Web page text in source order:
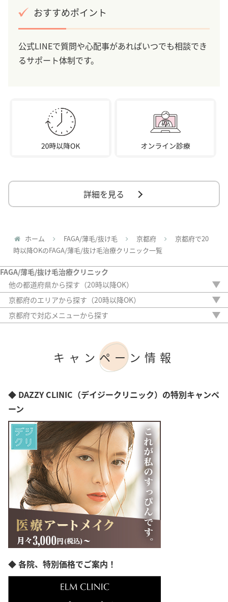
おすすめポイント
公式LINEで質問や心配事があればいつでも相談でき
るサポート体制です。
詳細を見る
ホーム FAGA/薄毛/抜け毛 京都府
京都府で20
時以降OKのFAGA/薄毛/抜け毛治療クリニック一覧
FAGA/薄毛/抜け毛治療クリニック
他の都道府県から探す（20時以降OK）
北海道
青森県
岩手県
群馬県
埼玉県
千葉県
東京都
神奈川県
新潟県
石川県
福井県
山梨県
長野県
岐阜県
静岡県
愛知県
三重県
大阪府
兵庫県
京都府のエリアから探す（20時以降OK）
京都市
京都府で対応メニューから探す
アートメイク
キャンペーン情報
◆ DAZZY CLINIC（デイジークリニック）の特別キャンペ
ーン
◆ 各院、特別価格でご案内！